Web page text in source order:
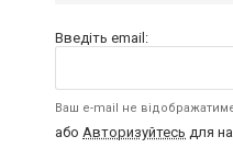
Введіть email:
Ваш e-mail не
або Авторизуйтесь для